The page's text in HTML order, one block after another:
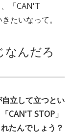
「CAN'T
たいなって。
なんだろ
立して立つとい
CAN'T STOP」
たんでしょう？